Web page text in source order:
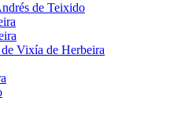
de Teixido
Vixía de Herbeira